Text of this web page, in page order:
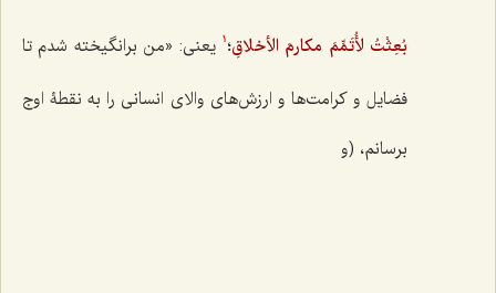
بُعِثْتُ لأُتَمِّمَ مکارمَ الأخلاقِ؛ 1 یعنی: «من برانگیخته شدم تا
فضایل و کرامت‌ها و ارزش‌های والای انسانی را به نقطۀ اوج
برسانم، (و